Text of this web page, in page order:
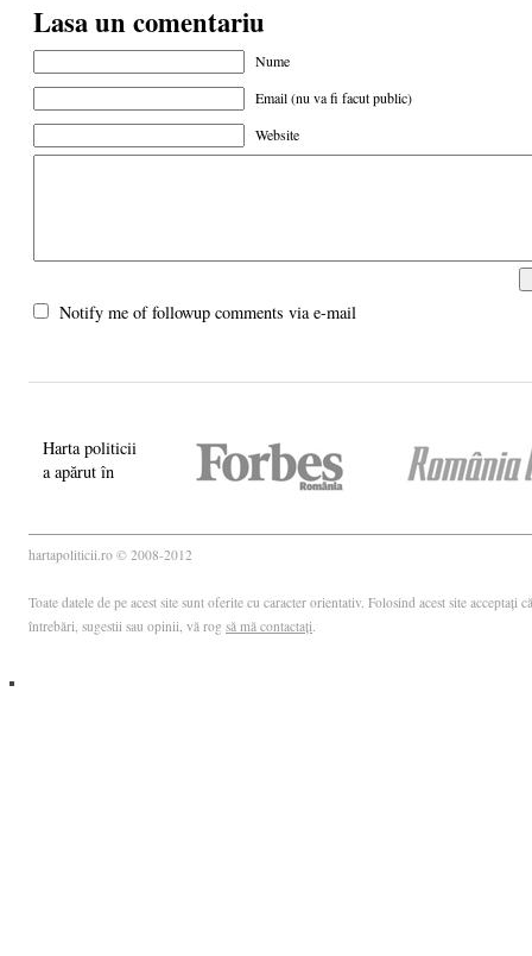
Lasa un comentariu
Nume
Email (nu va fi facut public)
Website
Notify me of followup comments via e-mail
Harta politicii
a apărut în
hartapoliticii.ro © 2008-2012
Toate datele de pe acest site sunt oferite cu caracter orientativ. Folosind acest site
întrebări, sugestii sau opinii, vă rog să mă contactați.